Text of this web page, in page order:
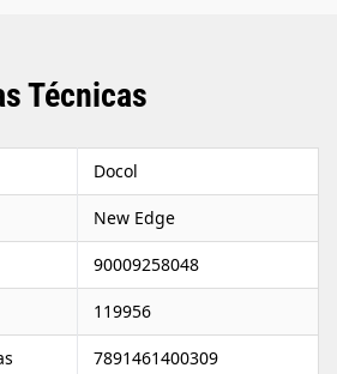
a configuração da tela. Consulte a
antes de finalizar a compra.
Técnicas
Docol
New Edge
90009258048
119956
7891461400309